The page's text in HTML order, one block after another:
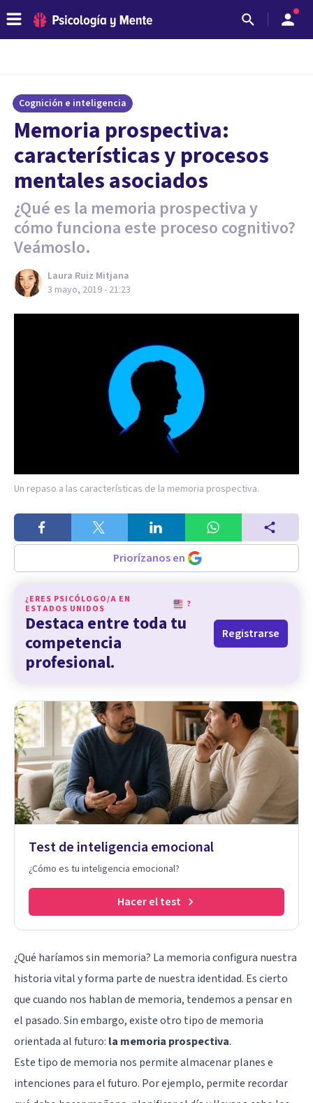
Cognición e inteligencia
Memoria prospectiva:
características y procesos
mentales asociados
¿Qué es la memoria prospectiva y
cómo funciona este proceso cognitivo?
Veámoslo.
Laura Ruiz Mitjana
3 mayo, 2019 - 21:23
Un repaso a las características de la memoria prospectiva.
Priorízanos en
¿ERES PSICÓLOGO/A EN
ESTADOS UNIDOS
?
Destaca entre toda tu
competencia
profesional.
Registrarse
Test de inteligencia emocional
¿Cómo es tu inteligencia emocional?
Hacer el test
¿Qué haríamos sin memoria? La memoria configura nuestra
historia vital y forma parte de nuestra identidad. Es cierto
que cuando nos hablan de memoria, tendemos a pensar en
el pasado. Sin embargo, existe otro tipo de memoria
orientada al futuro: la memoria prospectiva.
Este tipo de memoria nos permite almacenar planes e
intenciones para el futuro. Por ejemplo, permite recordar